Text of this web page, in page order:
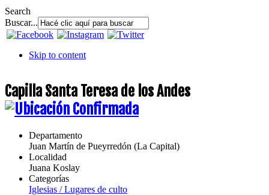
Search
Buscar...
Skip to content
Capilla Santa Teresa de los Andes
Departamento
Juan Martín de Pueyrredón (La Capital)
Localidad
Juana Koslay
Categorías
Iglesias / Lugares de culto